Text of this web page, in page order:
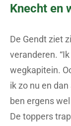
Knecht en
De Gendt ziet
veranderen.
wegkapitein.
ik zo nu en
ben ergens
De toppers